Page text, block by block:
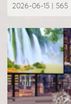
2026-06-15 | 565